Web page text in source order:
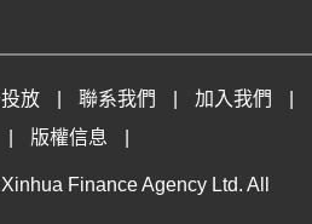
放 聯系我們 加入我們
版權信息
Finance Agency Ltd. All